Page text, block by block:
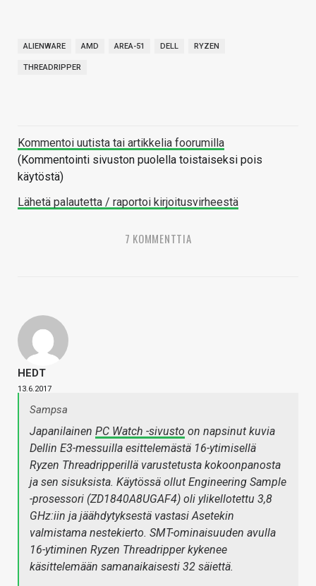
ALIENWARE AMD AREA-51 DELL RYZEN
THREADRIPPER
Kommentoi uutista tai artikkelia foorumilla
(Kommentointi sivuston puolella toistaiseksi pois
käytöstä)
Lähetä palautetta / raportoi kirjoitusvirheestä
7 KOMMENTTIA
HEDT
13.6.2017
Sampsa
Japanilainen PC Watch -sivusto on napsinut kuvia
Dellin E3-messuilla esittelemästä 16-ytimisellä
Ryzen Threadripperillä varustetusta kokoonpanosta
ja sen sisuksista. Käytössä ollut Engineering Sample
-prosessori (ZD1840A8UGAF4) oli ylikellotettu 3,8
GHz:iin ja jäähdytyksestä vastasi Asetekin
valmistama nestekierto. SMT-ominaisuuden avulla
16-ytiminen Ryzen Threadripper kykenee
käsittelemään samanaikaisesti 32 säiettä.